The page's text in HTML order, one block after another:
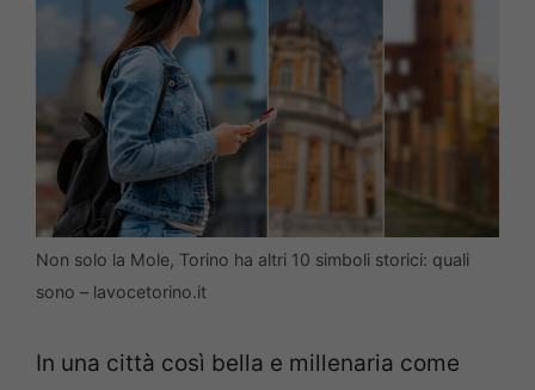
Non solo la Mole, Torino ha altri 10 simboli storici: quali
sono – lavocetorino.it
In una città così bella e millenaria come